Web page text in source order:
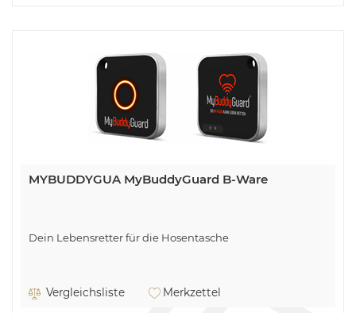
MYBUDDYGUA MyBuddyGuard B-Ware
Dein Lebensretter für die Hosentasche
Vergleichsliste Merkzettel